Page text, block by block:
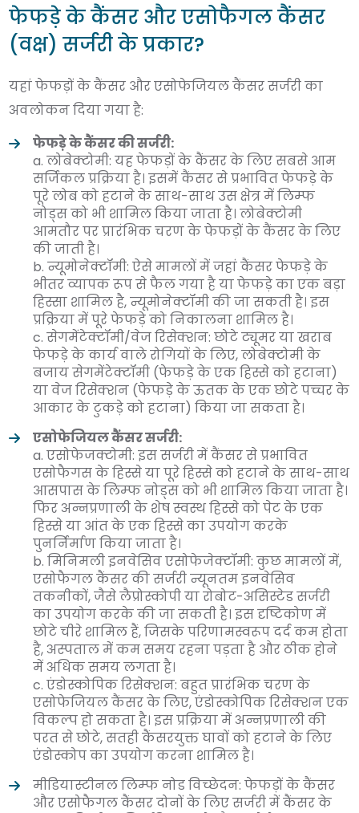
फेफड़े के कैंसर और एसोफैगल कैंसर
(वक्ष) सर्जरी के प्रकार?
यहां फेफड़ों के कैंसर और एसोफेजियल कैंसर सर्जरी का
अवलोकन दिया गया है:
फेफड़े के कैंसर की सर्जरी:
a. लोबेक्टोमी: यह फेफड़ों के कैंसर के लिए सबसे आम
सर्जिकल प्रक्रिया है। इसमें कैंसर से प्रभावित फेफड़े के
पूरे लोब को हटाने के साथ-साथ उस क्षेत्र में लिम्फ
नोड्स को भी शामिल किया जाता है। लोबेक्टोमी
आमतौर पर प्रारंभिक चरण के फेफड़ों के कैंसर के लिए
की जाती है।
b. न्यूमोनेक्टॉमी: ऐसे मामलों में जहां कैंसर फेफड़े के
भीतर व्यापक रूप से फैल गया है या फेफड़े का एक बड़ा
हिस्सा शामिल है, न्यूमोनेक्टॉमी की जा सकती है। इस
प्रक्रिया में पूरे फेफड़े को निकालना शामिल है।
c. सेगमेंटेक्टॉमी/वेज रिसेक्शन: छोटे ट्यूमर या खराब
फेफड़े के कार्य वाले रोगियों के लिए, लोबेक्टोमी के
बजाय सेगमेंटेक्टॉमी (फेफड़े के एक हिस्से को हटाना)
या वेज रिसेक्शन (फेफड़े के ऊतक के एक छोटे पच्चर के
आकार के टुकड़े को हटाना) किया जा सकता है।
एसोफेजियल कैंसर सर्जरी:
a. एसोफेजक्टोमी: इस सर्जरी में कैंसर से प्रभावित
एसोफैगस के हिस्से या पूरे हिस्से को हटाने के साथ-साथ
आसपास के लिम्फ नोड्स को भी शामिल किया जाता है।
फिर अन्नप्रणाली के शेष स्वस्थ हिस्से को पेट के एक
हिस्से या आंत के एक हिस्से का उपयोग करके
पुनर्निर्माण किया जाता है।
b. मिनिमली इनवेसिव एसोफेजेक्टॉमी: कुछ मामलों में,
एसोफैगल कैंसर की सर्जरी न्यूनतम इनवेसिव
तकनीकों, जैसे लैप्रोस्कोपी या रोबोट-असिस्टेड सर्जरी
का उपयोग करके की जा सकती है। इस दृष्टिकोण में
छोटे चीरे शामिल हैं, जिसके परिणामस्वरूप दर्द कम होता
है, अस्पताल में कम समय रहना पड़ता है और ठीक होने
में अधिक समय लगता है।
c. एंडोस्कोपिक रिसेक्शन: बहुत प्रारंभिक चरण के
एसोफेजियल कैंसर के लिए, एंडोस्कोपिक रिसेक्शन एक
विकल्प हो सकता है। इस प्रक्रिया में अन्नप्रणाली की
परत से छोटे, सतही कैंसरयुक्त घावों को हटाने के लिए
एंडोस्कोप का उपयोग करना शामिल है।
मीडियास्टीनल लिम्फ नोड विच्छेदन: फेफड़ों के कैंसर
और एसोफैगल कैंसर दोनों के लिए सर्जरी में कैंसर के